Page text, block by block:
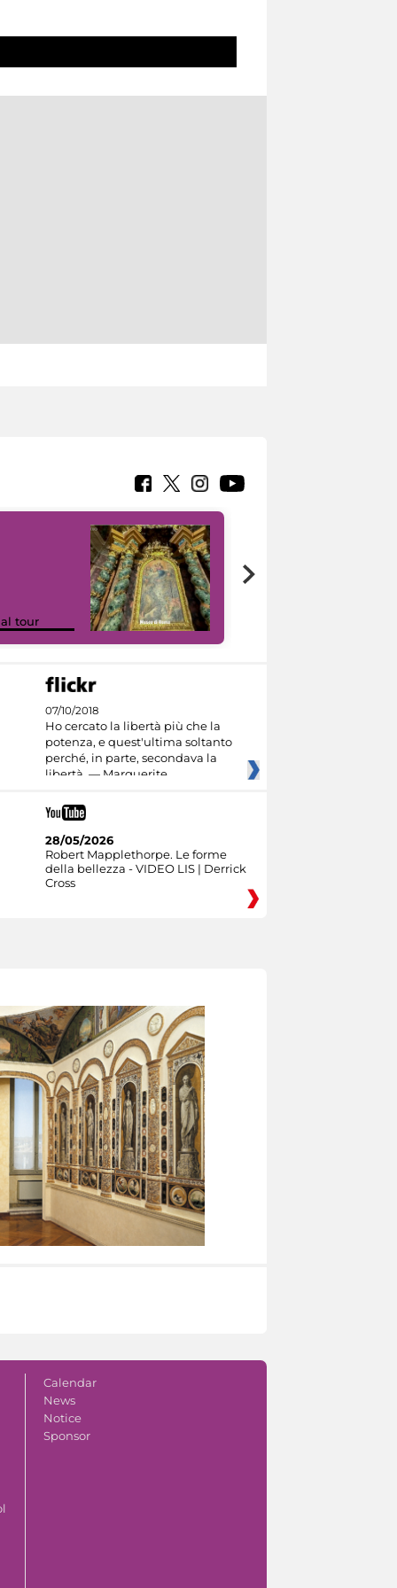
tour
07/10/2018
Ho cercato la libertà più che la
potenza, e quest'ultima soltanto
perché, in parte, secondava la
libertà. — Marguerite
28/05/2026
Robert Mapplethorpe. Le forme
della bellezza - VIDEO LIS | Derrick
Cross
Calendar
News
Notice
Sponsor